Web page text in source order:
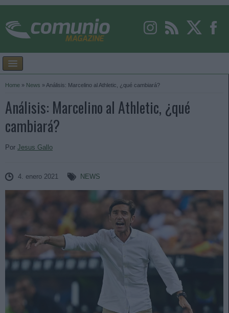
Home » News » Análisis: Marcelino al Athletic, ¿qué cambiará?
Análisis: Marcelino al Athletic, ¿qué
cambiará?
Por Jesus Gallo
4. enero 2021 NEWS